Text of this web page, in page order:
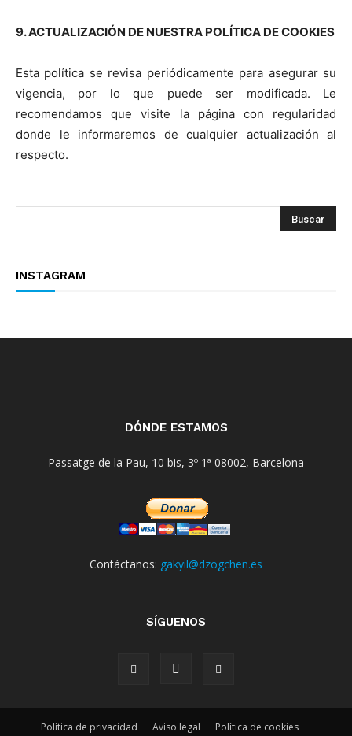
9. ACTUALIZACIÓN DE NUESTRA POLÍTICA DE COOKIES
Esta política se revisa periódicamente para asegurar su
vigencia, por lo que puede ser modificada. Le
recomendamos que visite la página con regularidad
donde le informaremos de cualquier actualización al
respecto.
INSTAGRAM
DÓNDE ESTAMOS
Passatge de la Pau, 10 bis, 3º 1ª 08002, Barcelona
Contáctanos: gakyil@dzogchen.es
SÍGUENOS
Política de privacidad Aviso legal Política de cookies